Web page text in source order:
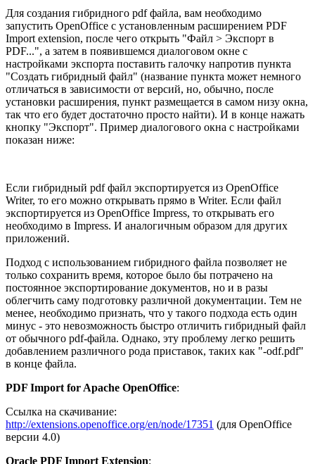
Для создания гибридного pdf файла, вам необходимо
запустить OpenOffice с установленным расширением PDF
Import extension, после чего открыть "Файл > Экспорт в
PDF...", а затем в появившемся диалоговом окне с
настройками экспорта поставить галочку напротив пункта
"Создать гибридный файл" (название пункта может немного
отличаться в зависимости от версий, но, обычно, после
установки расширения, пункт размещается в самом низу окна,
так что его будет достаточно просто найти). И в конце нажать
кнопку "Экспорт". Пример диалогового окна с настройками
показан ниже:
Если гибридный pdf файл экспортируется из OpenOffice
Writer, то его можно открывать прямо в Writer. Если файл
экспортируется из OpenOffice Impress, то открывать его
необходимо в Impress. И аналогичным образом для других
приложений.
Подход с использованием гибридного файла позволяет не
только сохранить время, которое было бы потрачено на
постоянное экспортирование документов, но и в разы
облегчить саму подготовку различной документации. Тем не
менее, необходимо признать, что у такого подхода есть один
минус - это невозможность быстро отличить гибридный файл
от обычного pdf-файла. Однако, эту проблему легко решить
добавлением различного рода приставок, таких как "-odf.pdf"
в конце файла.
PDF Import for Apache OpenOffice:
Ссылка на скачивание:
http://extensions.openoffice.org/en/node/17351 (для OpenOffice
версии 4.0)
Oracle PDF Import Extension: